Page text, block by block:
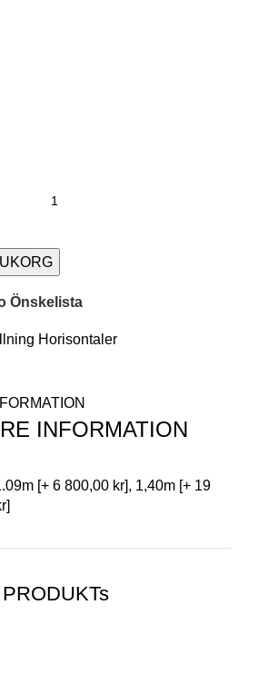
Önskelista
Horisontaler
INFORMATION
[+ 6 800,00 kr], 1,40m [+ 19